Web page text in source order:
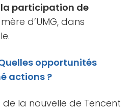
la participation de
d’UMG, dans
Quelles opportunités
actions ?
la nouvelle de Tencent